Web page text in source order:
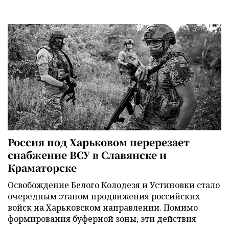
Россия под Харьковом перерезает
снабжение ВСУ в Славянске и
Краматорске
Освобождение Белого Колодезя и Устиновки стало
очередным этапом продвижения российских
войск на Харьковском направлении. Помимо
формирования буферной зоны, эти действия